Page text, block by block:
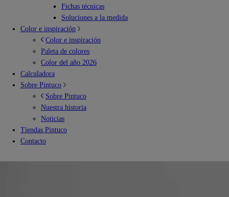
Fichas técnicas
Soluciones a la medida
Color e inspiración
Color e inspiración
Paleta de colores
Color del año 2026
Calculadora
Sobre Pintuco
Sobre Pintuco
Nuestra historia
Noticias
Tiendas Pintuco
Contacto